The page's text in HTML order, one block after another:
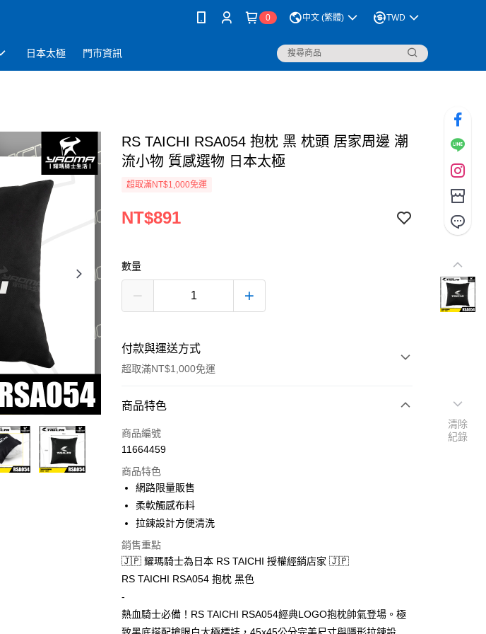
0 中文 (繁體) TWD
日本太極 門市資訊
RS TAICHI RSA054 抱枕 黑 枕頭 居家周邊 潮
流小物 質感選物 日本太極
超取滿NT$1,000免運
NT$891
數量
付款與運送方式
超取滿NT$1,000免運
付款方式
信用卡一次付款
Apple Pay
ATM付款
運送方式
全家取貨付款(安全帽一頂以上請選宅配)
每筆NT$60，滿NT$1,000(含以上)免運費
7-11取貨付款(安全帽一頂以上請選宅配)
商品特色
商品編號
11664459
商品特色
網路限量販售
柔軟觸感布料
拉鍊設計方便清洗
銷售重點
🇯🇵 耀瑪騎士為日本 RS TAICHI 授權經銷店家 🇯🇵
RS TAICHI RSA054 抱枕 黑色
-
熱血騎士必備！RS TAICHI RSA054經典LOGO抱枕帥氣登場。極
清除
紀錄